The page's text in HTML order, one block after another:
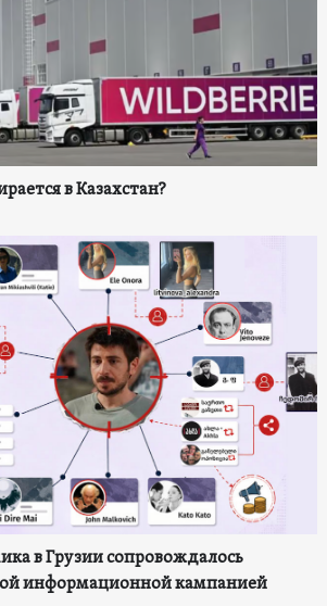
в Казахстан?
в Грузии сопровождалось
информационной кампанией